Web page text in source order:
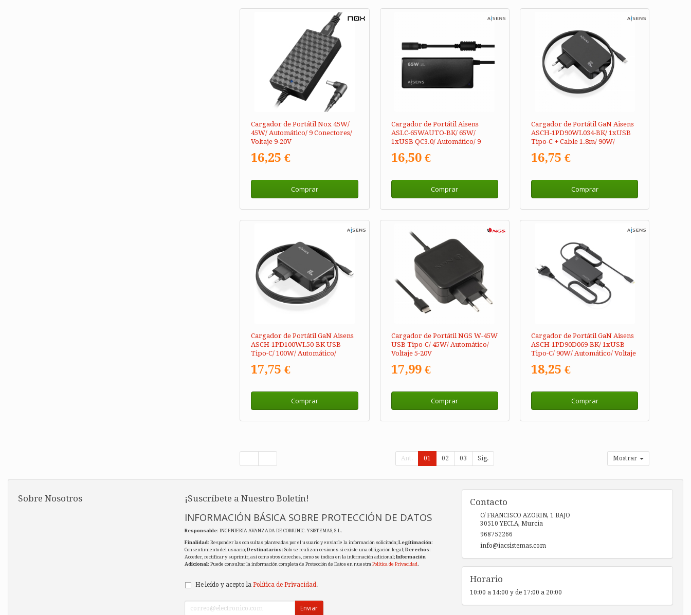
Cargador de Portátil Nox 45W/
45W/ Automático/ 9 Conectores/
Voltaje 9-20V
16,25 €
Comprar
Cargador de Portátil Aisens
ASLC-65WAUTO-BK/ 65W/
1xUSB QC3.0/ Automático/ 9
16,50 €
Comprar
Cargador de Portátil GaN Aisens
ASCH-1PD90WL034-BK/ 1xUSB
Tipo-C + Cable 1.8m/ 90W/
16,75 €
Comprar
Cargador de Portátil GaN Aisens
ASCH-1PD100WL50-BK USB
Tipo-C/ 100W/ Automático/
17,75 €
Comprar
Cargador de Portátil NGS W-45W
USB Tipo-C/ 45W/ Automático/
Voltaje 5-20V
17,99 €
Comprar
Cargador de Portátil GaN Aisens
ASCH-1PD90D069-BK/ 1xUSB
Tipo-C/ 90W/ Automático/ Voltaje
18,25 €
Comprar
Ant. 01 02 03 Sig. Mostrar
Sobre Nosotros ¡Suscríbete a Nuestro Boletín!
INFORMACIÓN BÁSICA SOBRE PROTECCIÓN DE DATOS
Responsable: INGENIERIA AVANZADA DE COMUNIC. Y SISTEMAS, S.L.
Finalidad: Responder las consultas planteadas por el usuario y enviarle la información solicitada;Legitimación:
Consentimiento del usuario;Destinatarios: Solo se realizan cesiones si existe una obligación legal;Derechos:
Acceder, rectificar y suprimir, así como otros derechos, como se indica en la información adicional;Información
Adicional: Puede consultar la información completa de Protección de Datos en nuestra Política de Privacidad.
He leído y acepto la Política de Privacidad.
Enviar
Contacto
C/ FRANCISCO AZORIN, 1 BAJO
30510 YECLA, Murcia
968752266
info@iacsistemas.com
Horario
10:00 a 14:00 y de 17:00 a 20:00